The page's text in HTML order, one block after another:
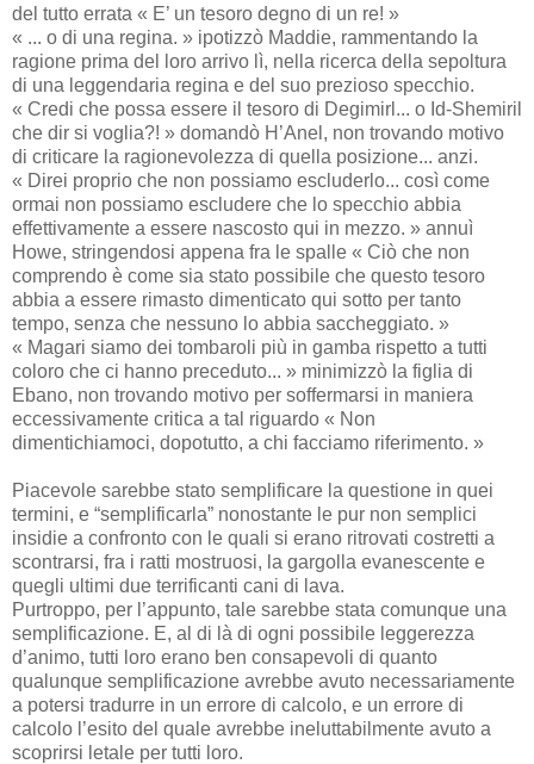
del tutto errata « E’ un tesoro degno di un re! »
« ... o di una regina. » ipotizzò Maddie, rammentando la
ragione prima del loro arrivo lì, nella ricerca della sepoltura
di una leggendaria regina e del suo prezioso specchio.
« Credi che possa essere il tesoro di Degimirl... o Id-Shemiril
che dir si voglia?! » domandò H’Anel, non trovando motivo
di criticare la ragionevolezza di quella posizione... anzi.
« Direi proprio che non possiamo escluderlo... così come
ormai non possiamo escludere che lo specchio abbia
effettivamente a essere nascosto qui in mezzo. » annuì
Howe, stringendosi appena fra le spalle « Ciò che non
comprendo è come sia stato possibile che questo tesoro
abbia a essere rimasto dimenticato qui sotto per tanto
tempo, senza che nessuno lo abbia saccheggiato. »
« Magari siamo dei tombaroli più in gamba rispetto a tutti
coloro che ci hanno preceduto... » minimizzò la figlia di
Ebano, non trovando motivo per soffermarsi in maniera
eccessivamente critica a tal riguardo « Non
dimentichiamoci, dopotutto, a chi facciamo riferimento. »
Piacevole sarebbe stato semplificare la questione in quei
termini, e “semplificarla” nonostante le pur non semplici
insidie a confronto con le quali si erano ritrovati costretti a
scontrarsi, fra i ratti mostruosi, la gargolla evanescente e
quegli ultimi due terrificanti cani di lava.
Purtroppo, per l’appunto, tale sarebbe stata comunque una
semplificazione. E, al di là di ogni possibile leggerezza
d’animo, tutti loro erano ben consapevoli di quanto
qualunque semplificazione avrebbe avuto necessariamente
a potersi tradurre in un errore di calcolo, e un errore di
calcolo l’esito del quale avrebbe ineluttabilmente avuto a
scoprirsi letale per tutti loro.